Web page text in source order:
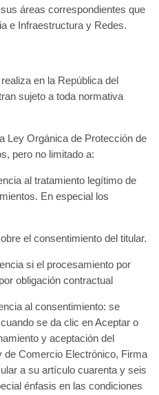
áreas correspondientes que
e Infraestructura y Redes.
en la República del
sujeto a toda normativa
Ley Orgánica de Protección de
pero no limitado a:
al tratamiento legítimo de
En especial los
el consentimiento del titular.
si el procesamiento por
obligación contractual
al consentimiento: se
se da clic en Aceptar o
y aceptación del
de Comercio Electrónico, Firma
a su artículo cuarenta y seis
énfasis en las condiciones